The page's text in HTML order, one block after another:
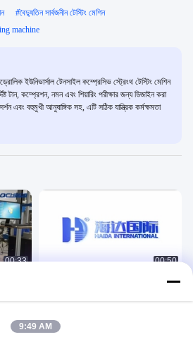
#বৈদ্যুতিন সার্বজনীন টেস্টিং মেশিন
machine
ইউনিভার্সাল টেনসাইল কম্প্রেসিভ স্ট্রেংথ টেস্টিং মেশিন
টান, কম্প্রেশন, নমন এবং শিয়ারিং পরীক্ষার জন্য ডিজাইন করা
এবং বহুমুখী আনুষাঙ্গিক সহ, এটি সঠিক যান্ত্রিক কর্মক্ষমতা
00:33
00:50
9:49 AM